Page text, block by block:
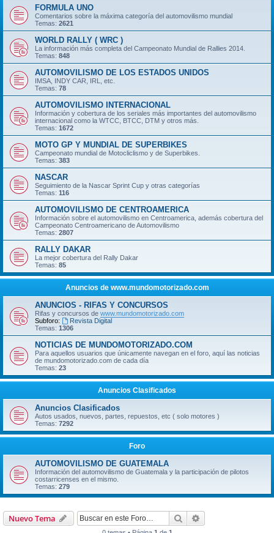
FORMULA UNO
Comentarios sobre la máxima categoría del automovilismo mundial
Temas: 2621
WORLD RALLY ( WRC )
La información más completa del Campeonato Mundial de Rallies 2014.
Temas: 848
AUTOMOVILISMO DE LOS ESTADOS UNIDOS
IMSA, INDY CAR, IRL, etc.
Temas: 78
AUTOMOVILISMO INTERNACIONAL
Información y cobertura de los seriales más importantes del automovilismo
internacional como la WTCC, BTCC, DTM y otros más.
Temas: 1672
MOTO GP Y MUNDIAL DE SUPERBIKES
Campeonato mundial de Motocliclismo y de Superbikes.
Temas: 383
NASCAR
Seguimiento de la Nascar Sprint Cup y otras categorías
Temas: 116
AUTOMOVILISMO DE CENTROAMERICA
Información sobre el automovilismo en Centroamerica, además cobertura del
Campeonato Centroamericano de Automovilismo
Temas: 2807
RALLY DAKAR
La mejor cobertura del Rally Dakar
Temas: 85
Anuncios de www.mundomotorizado.com
ANUNCIOS - RIFAS Y CONCURSOS
Rifas y concursos de www.mundomotorizado.com
Subforo:
Revista Digital
Temas: 1306
NOTICIAS DE MUNDOMOTORIZADO.COM
Para aquellos usuarios que únicamente navegan en el foro, aquí las noticias
de mundomotorizado.com de cada día
Temas: 23
Anuncios Clasificados
Anuncios Clasificados
Autos usados, nuevos, partes, repuestos, etc ( solo motores )
Temas: 7292
Foro
AUTOMOVILISMO DE GUATEMALA
Información del automovilismo de Guatemala y la participación de pilotos
costarricenses en el mismo.
Temas: 279
Nuevo Tema Buscar